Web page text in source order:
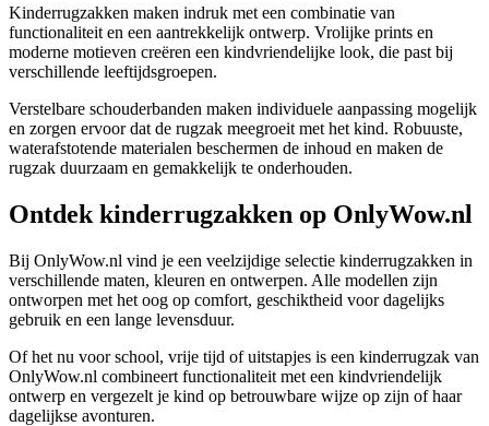
Kinderrugzakken maken indruk met een combinatie van
functionaliteit en een aantrekkelijk ontwerp. Vrolijke prints en
moderne motieven creëren een kindvriendelijke look, die past bij
verschillende leeftijdsgroepen.
Verstelbare schouderbanden maken individuele aanpassing mogelijk
en zorgen ervoor dat de rugzak meegroeit met het kind. Robuuste,
waterafstotende materialen beschermen de inhoud en maken de
rugzak duurzaam en gemakkelijk te onderhouden.
Ontdek kinderrugzakken op OnlyWow.nl
Bij OnlyWow.nl vind je een veelzijdige selectie kinderrugzakken in
verschillende maten, kleuren en ontwerpen. Alle modellen zijn
ontworpen met het oog op comfort, geschiktheid voor dagelijks
gebruik en een lange levensduur.
Of het nu voor school, vrije tijd of uitstapjes is een kinderrugzak van
OnlyWow.nl combineert functionaliteit met een kindvriendelijk
ontwerp en vergezelt je kind op betrouwbare wijze op zijn of haar
dagelijkse avonturen.